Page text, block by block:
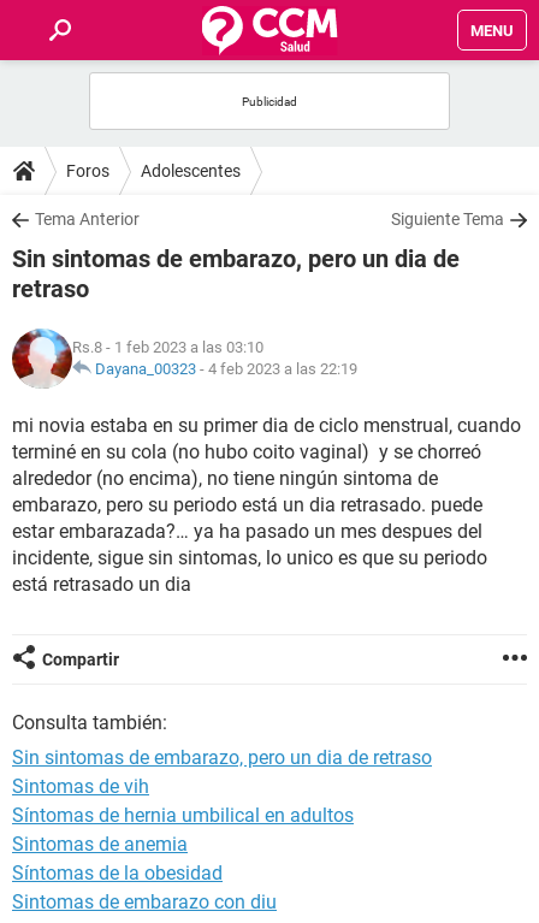
MENU
FOROS
SALUD
FAMILIA
NUTRICIÓN
SEXUALIDAD
GLOSARIO
Foros Adolescentes
Tema Anterior Siguiente Tema
Sin sintomas de embarazo, pero un dia de
retraso
Rs.8 - 1 feb 2023 a las 03:10
Dayana_00323 - 4 feb 2023 a las 22:19
mi novia estaba en su primer dia de ciclo menstrual, cuando
terminé en su cola (no hubo coito vaginal) y se chorreó
alrededor (no encima), no tiene ningún sintoma de
embarazo, pero su periodo está un dia retrasado. puede
estar embarazada?… ya ha pasado un mes despues del
incidente, sigue sin sintomas, lo unico es que su periodo
está retrasado un dia
Compartir
Consulta también:
Sin sintomas de embarazo, pero un dia de retraso
Sintomas de vih
Síntomas de hernia umbilical en adultos
Sintomas de anemia
Síntomas de la obesidad
Sintomas de embarazo con diu